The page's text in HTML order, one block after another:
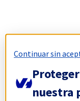
Continuar sin
nuestra